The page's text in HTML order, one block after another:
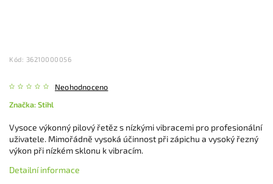
Kód: 36210000056
Neohodnoceno
Značka:Stihl
Vysoce výkonný pilový řetěz s nízkými vibracemi pro profesionální
uživatele. Mimořádně vysoká účinnost při zápichu a vysoký řezný
výkon při nízkém sklonu k vibracím.
Detailní informace